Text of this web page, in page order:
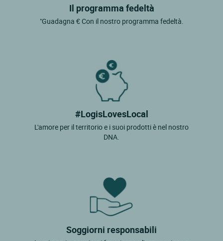
Il programma fedeltà
"Guadagna € Con il nostro programma fedeltà.
#LogisLovesLocal
L'amore per il territorio e i suoi prodotti è nel nostro
DNA.
Soggiorni responsabili